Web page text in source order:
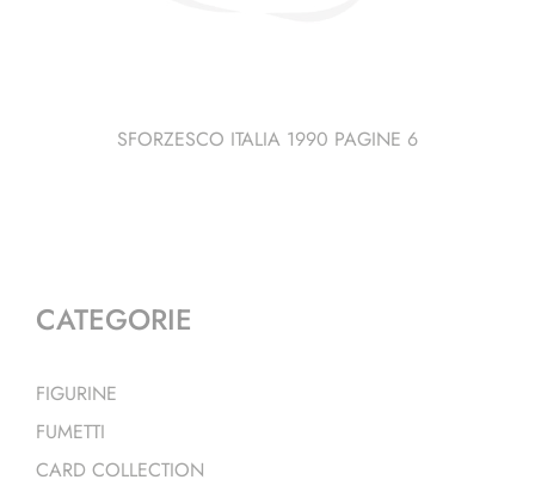
SFORZESCO ITALIA 1990 PAGINE 6
CATEGORIE
FIGURINE
FUMETTI
CARD COLLECTION